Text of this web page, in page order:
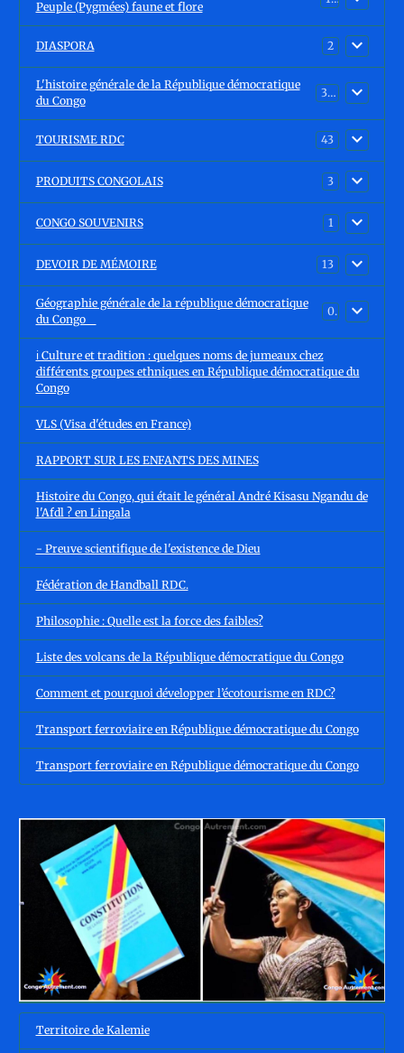
Peuple (Pygmées) faune et flore
DIASPORA 2
L'histoire générale de la République démocratique
du Congo
30
TOURISME RDC 43
PRODUITS CONGOLAIS 3
CONGO SOUVENIRS 1
DEVOIR DE MÉMOIRE 13
Géographie générale de la république démocratique
du Congo
0
ℹ️ Culture et tradition : quelques noms de jumeaux chez
différents groupes ethniques en République démocratique du
Congo
VLS (Visa d'études en France)
RAPPORT SUR LES ENFANTS DES MINES
Histoire du Congo, qui était le général André Kisasu Ngandu de
l'Afdl ? en Lingala
- Preuve scientifique de l'existence de Dieu
Fédération de Handball RDC.
Philosophie : Quelle est la force des faibles?
Liste des volcans de la République démocratique du Congo
Comment et pourquoi développer l’écotourisme en RDC?
Transport ferroviaire en République démocratique du Congo
Transport ferroviaire en République démocratique du Congo
Territoire de Kalemie